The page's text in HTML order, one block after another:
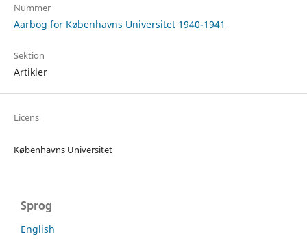
Nummer
Aarbog for Københavns Universitet 1940-1941
Sektion
Artikler
Licens
Københavns Universitet
Sprog
English